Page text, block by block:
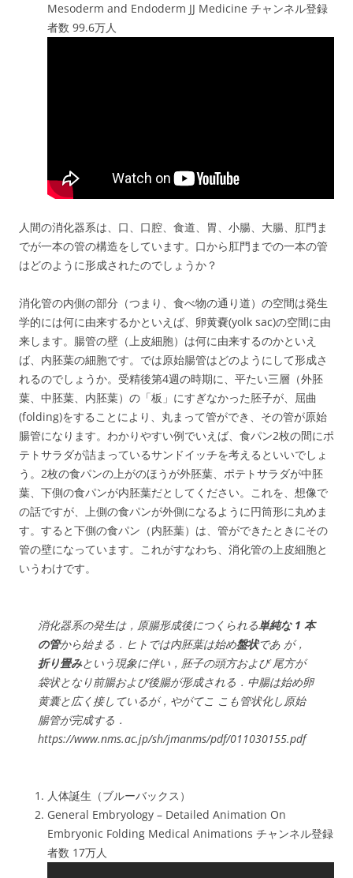
Mesoderm and Endoderm JJ Medicine チャンネル登録
者数 99.6万人
人間の消化器系は、口、口腔、食道、胃、小腸、大腸、肛門ま
でが一本の管の構造をしています。口から肛門までの一本の管
はどのように形成されたのでしょうか？
消化管の内側の部分（つまり、食べ物の通り道）の空間は発生
学的には何に由来するかといえば、卵黄嚢(yolk sac)の空間に由
来します。腸管の壁（上皮細胞）は何に由来するのかといえ
ば、内胚葉の細胞です。では原始腸管はどのようにして形成さ
れるのでしょうか。受精後第4週の時期に、平たい三層（外胚
葉、中胚葉、内胚葉）の「板」にすぎなかった胚子が、屈曲
(folding)をすることにより、丸まって管ができ、その管が原始
腸管になります。わかりやすい例でいえば、食パン2枚の間にポ
テトサラダが詰まっているサンドイッチを考えるといいでしょ
う。2枚の食パンの上がのほうが外胚葉、ポテトサラダが中胚
葉、下側の食パンが内胚葉だとしてください。これを、想像で
の話ですが、上側の食パンが外側になるように円筒形に丸めま
す。すると下側の食パン（内胚葉）は、管ができたときにその
管の壁になっています。これがすなわち、消化管の上皮細胞と
いうわけです。
消化器系の発生は，原腸形成後につくられる単純な 1 本
の管から始まる．ヒトでは内胚葉は始め盤状であ が，
折り畳みという現象に伴い，胚子の頭方および 尾方が
袋状となり前腸および後腸が形成される．中腸は始め卵
黄囊と広く接しているが，やがてこ こも管状化し原始
腸管が完成する．
https://www.nms.ac.jp/sh/jmanms/pdf/011030155.pdf
人体誕生（ブルーバックス）
General Embryology – Detailed Animation On
Embryonic Folding Medical Animations チャンネル登録
者数 17万人